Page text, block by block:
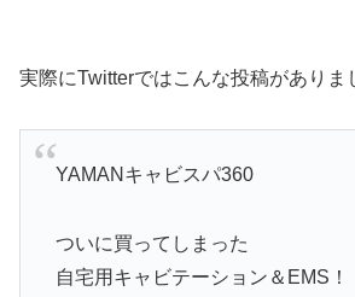
実際にTwitterではこんな投稿があり
YAMANキャビスパ360
ついに買ってしまった
自宅用キャビテーション＆EMS！